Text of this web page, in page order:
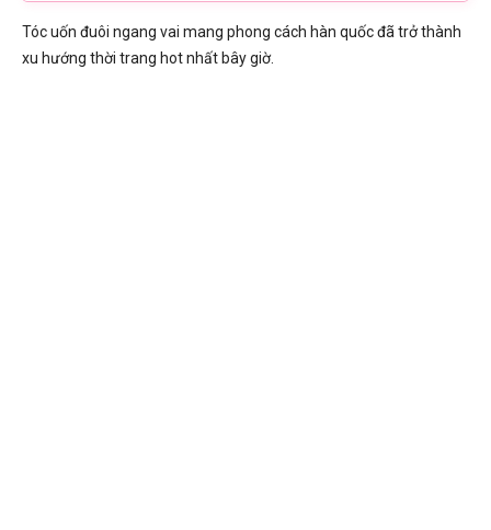
Tóc uốn đuôi ngang vai mang phong cách hàn quốc đã trở thành
xu hướng thời trang hot nhất bây giờ.